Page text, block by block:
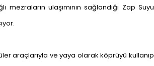
ulaşımının sağlandığı Zap Suyu
araçlarıyla ve yaya olarak köprüyü kullanıp